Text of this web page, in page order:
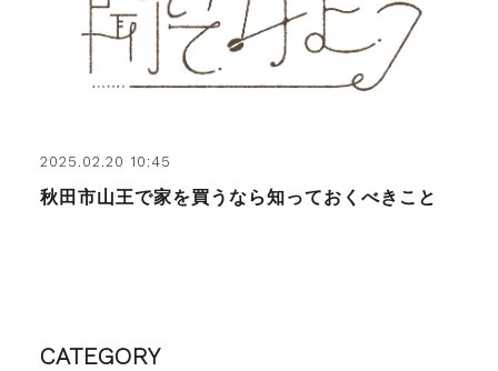
2025.02.20 10:45
秋田市山王で家を買うなら知っておくべきこと
CATEGORY